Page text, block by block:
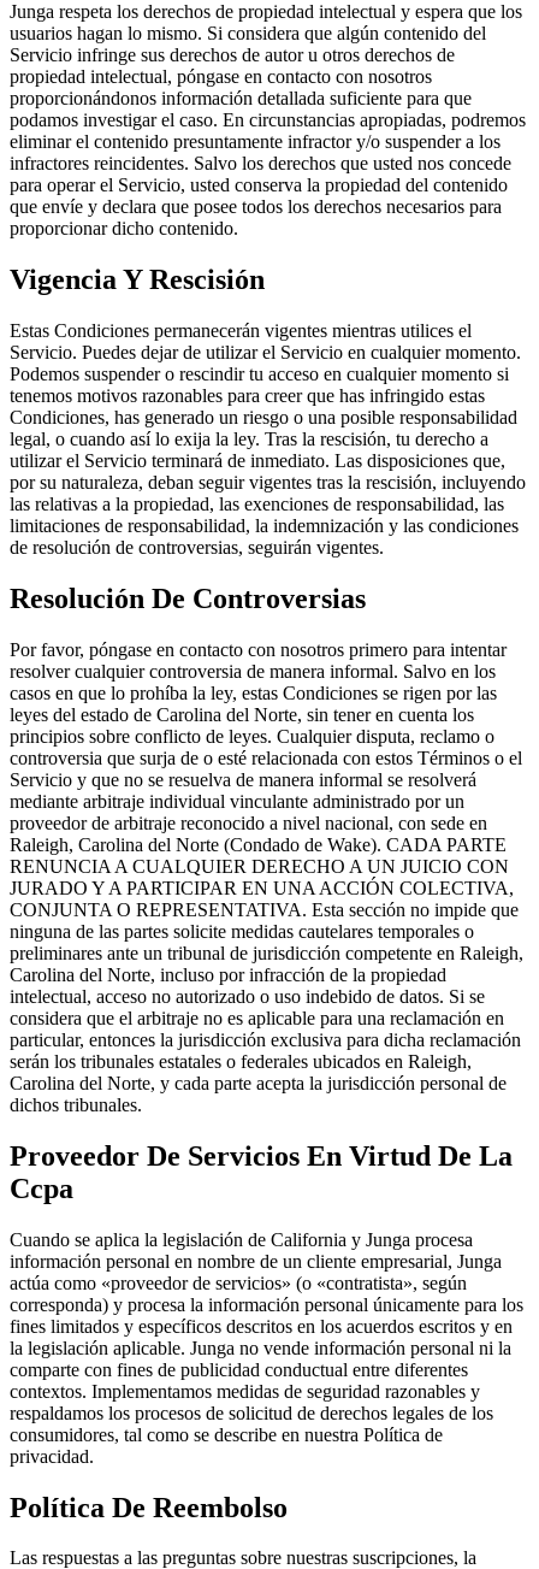
Junga respeta los derechos de propiedad intelectual y espera que los
usuarios hagan lo mismo. Si considera que algún contenido del
Servicio infringe sus derechos de autor u otros derechos de
propiedad intelectual, póngase en contacto con nosotros
proporcionándonos información detallada suficiente para que
podamos investigar el caso. En circunstancias apropiadas, podremos
eliminar el contenido presuntamente infractor y/o suspender a los
infractores reincidentes. Salvo los derechos que usted nos concede
para operar el Servicio, usted conserva la propiedad del contenido
que envíe y declara que posee todos los derechos necesarios para
proporcionar dicho contenido.
Vigencia Y Rescisión
Estas Condiciones permanecerán vigentes mientras utilices el
Servicio. Puedes dejar de utilizar el Servicio en cualquier momento.
Podemos suspender o rescindir tu acceso en cualquier momento si
tenemos motivos razonables para creer que has infringido estas
Condiciones, has generado un riesgo o una posible responsabilidad
legal, o cuando así lo exija la ley. Tras la rescisión, tu derecho a
utilizar el Servicio terminará de inmediato. Las disposiciones que,
por su naturaleza, deban seguir vigentes tras la rescisión, incluyendo
las relativas a la propiedad, las exenciones de responsabilidad, las
limitaciones de responsabilidad, la indemnización y las condiciones
de resolución de controversias, seguirán vigentes.
Resolución De Controversias
Por favor, póngase en contacto con nosotros primero para intentar
resolver cualquier controversia de manera informal. Salvo en los
casos en que lo prohíba la ley, estas Condiciones se rigen por las
leyes del estado de Carolina del Norte, sin tener en cuenta los
principios sobre conflicto de leyes. Cualquier disputa, reclamo o
controversia que surja de o esté relacionada con estos Términos o el
Servicio y que no se resuelva de manera informal se resolverá
mediante arbitraje individual vinculante administrado por un
proveedor de arbitraje reconocido a nivel nacional, con sede en
Raleigh, Carolina del Norte (Condado de Wake). CADA PARTE
RENUNCIA A CUALQUIER DERECHO A UN JUICIO CON
JURADO Y A PARTICIPAR EN UNA ACCIÓN COLECTIVA,
CONJUNTA O REPRESENTATIVA. Esta sección no impide que
ninguna de las partes solicite medidas cautelares temporales o
preliminares ante un tribunal de jurisdicción competente en Raleigh,
Carolina del Norte, incluso por infracción de la propiedad
intelectual, acceso no autorizado o uso indebido de datos. Si se
considera que el arbitraje no es aplicable para una reclamación en
particular, entonces la jurisdicción exclusiva para dicha reclamación
serán los tribunales estatales o federales ubicados en Raleigh,
Carolina del Norte, y cada parte acepta la jurisdicción personal de
dichos tribunales.
Proveedor De Servicios En Virtud De La
Ccpa
Cuando se aplica la legislación de California y Junga procesa
información personal en nombre de un cliente empresarial, Junga
actúa como «proveedor de servicios» (o «contratista», según
corresponda) y procesa la información personal únicamente para los
fines limitados y específicos descritos en los acuerdos escritos y en
la legislación aplicable. Junga no vende información personal ni la
comparte con fines de publicidad conductual entre diferentes
contextos. Implementamos medidas de seguridad razonables y
respaldamos los procesos de solicitud de derechos legales de los
consumidores, tal como se describe en nuestra Política de
privacidad.
Política De Reembolso
Las respuestas a las preguntas sobre nuestras suscripciones, la